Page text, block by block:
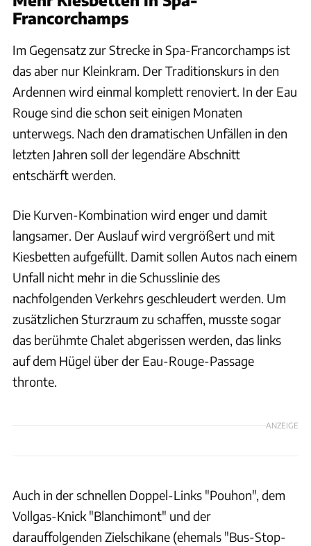
Francorchamps
Im Gegensatz zur Strecke in Spa-Francorchamps ist
das aber nur Kleinkram. Der Traditionskurs in den
Ardennen wird einmal komplett renoviert. In der Eau
Rouge sind die schon seit einigen Monaten
unterwegs. Nach den dramatischen Unfällen in den
letzten Jahren soll der legendäre Abschnitt
entschärft werden.
Die Kurven-Kombination wird enger und damit
langsamer. Der Auslauf wird vergrößert und mit
Kiesbetten aufgefüllt. Damit sollen Autos nach einem
Unfall nicht mehr in die Schusslinie des
nachfolgenden Verkehrs geschleudert werden. Um
zusätzlichen Sturzraum zu schaffen, musste sogar
das berühmte Chalet abgerissen werden, das links
auf dem Hügel über der Eau-Rouge-Passage
thronte.
ANZEIGE
Auch in der schnellen Doppel-Links "Pouhon", dem
Vollgas-Knick "Blanchimont" und der
darauffolgenden Zielschikane (ehemals "Bus-Stop-